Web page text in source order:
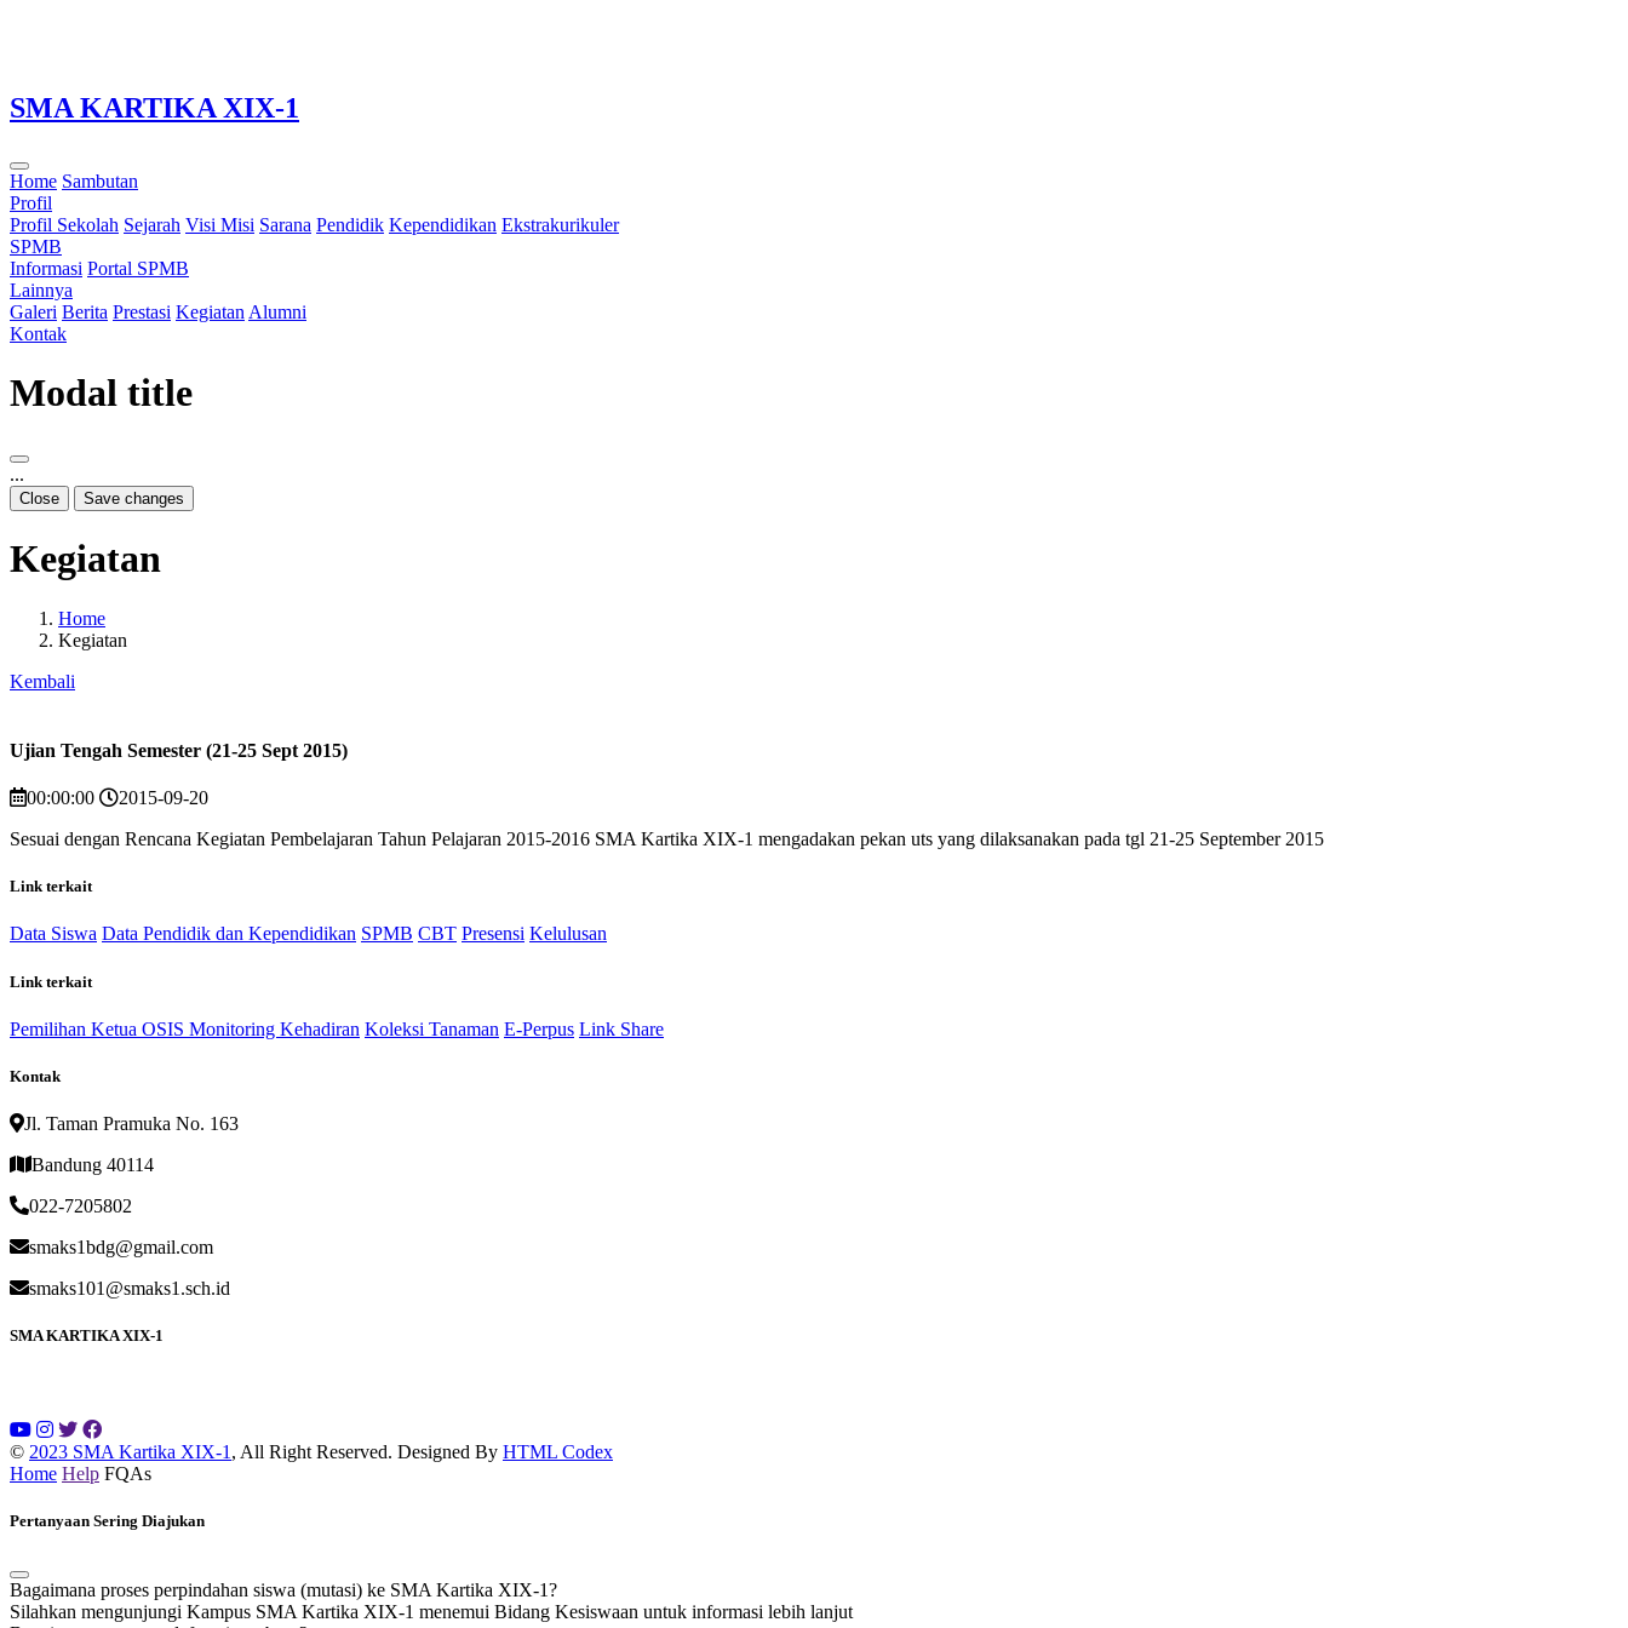
SMA KARTIKA XIX-1
Home Sambutan
Profil
Profil Sekolah Sejarah Visi Misi Sarana Pendidik Kependidikan Ekstrakurikuler
SPMB
Informasi Portal SPMB
Lainnya
Galeri Berita Prestasi Kegiatan Alumni
Kontak
Modal title
...
Close Save changes
Kegiatan
Home
Kegiatan
Kembali
Ujian Tengah Semester (21-25 Sept 2015)
00:00:00
2015-09-20
Sesuai dengan Rencana Kegiatan Pembelajaran Tahun Pelajaran 2015-2016 SMA Kartika XIX-1 mengadakan pekan uts yang dilaksanakan pada tgl 21-25 September 2015
Link terkait
Data Siswa Data Pendidik dan Kependidikan SPMB CBT Presensi Kelulusan
Link terkait
Pemilihan Ketua OSIS Monitoring Kehadiran Koleksi Tanaman E-Perpus Link Share
Kontak
Jl. Taman Pramuka No. 163
Bandung 40114
022-7205802
smaks1bdg@gmail.com
smaks101@smaks1.sch.id
SMA KARTIKA XIX-1
© 2023 SMA Kartika XIX-1 , All Right Reserved. Designed By HTML Codex
Home Help FQAs
Pertanyaan Sering Diajukan
Bagaimana proses perpindahan siswa (mutasi) ke SMA Kartika XIX-1?
Silahkan mengunjungi Kampus SMA Kartika XIX-1 menemui Bidang Kesiswaan untuk informasi lebih lanjut